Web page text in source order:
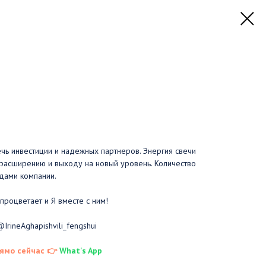
инвестиции и надежных партнеров. Энергия свечи
и выходу на новый уровень. Количество
компании.
и Я вместе с ним!
сейчас 👉 What's App